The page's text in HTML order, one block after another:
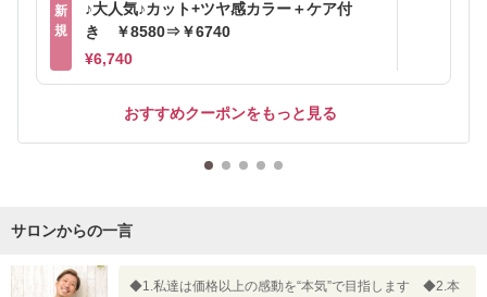
新
規
♪大人気♪カット+ツヤ感カラー＋ケア付
き ￥8580⇒￥6740
¥6,740
おすすめクーポンをもっと見る
サロンからの一言
◆1.私達は価格以上の感動を“本気”で目指します ◆2.本